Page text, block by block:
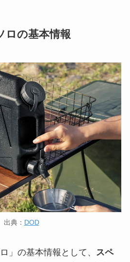
ロの基本情報
出典： DOD
」の基本情報として、
スペ